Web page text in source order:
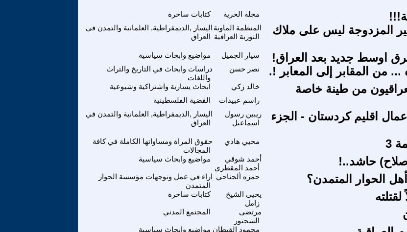
كتابات ساخرة مجلة الحرية
اليسار ,الديمقراطية, العلمانية والتمدن في
العراق
المنظمة الماوية
الثورية العراقية
المزدوجة ليس على ملاك
مواضيع وابحاث سياسية سيار الجميل اوسط جديد بعد العراق!
دراسات وابحاث في التاريخ والتراث
واللغات
نصر حسن من المقابر إلى المعابر !.
ابحاث يسارية واشتراكية وشيوعية خالد زكي من طينة خاصة
القضية الفلسطينية
راسم عبيدات
اليسار ,الديمقراطية, العلمانية والتمدن في
العراق
ريبين رسول
اسماعيل
اقليم كردستان - الجزء
حقوق المراة ومساواتها الكاملة في كافة
المجالات
محيي هادي 3
مواضيع وابحاث سياسية
أحمد شوقي
أحمد المقطري
حاشد..!
اراء في عمل وتوجهات مؤسسة الحوار
المتمدن
حمزه ألجناحي الحوار المتمدن؟
كتابات ساخرة
يحيى الشيخ
زامل
المجتمع المدني
مرتضى
الشحتور
مواضيع وابحاث سياسية محمود القبطان